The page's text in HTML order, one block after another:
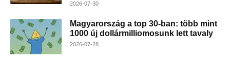
2026-07-30
Magyarország a top 30-ban: több mint
1000 új dollármilliomosunk lett tavaly
2026-07-28